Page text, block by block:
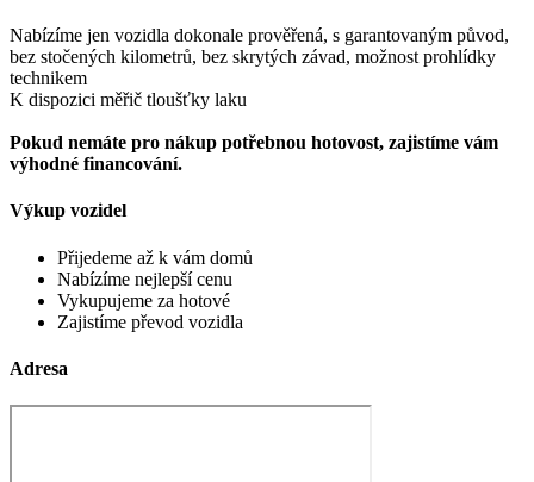
Nabízíme jen vozidla dokonale prověřená, s garantovaným původ,
bez stočených kilometrů, bez skrytých závad, možnost prohlídky
technikem
K dispozici měřič tloušťky laku
Pokud nemáte pro nákup potřebnou hotovost, zajistíme vám
výhodné financování.
Výkup vozidel
Přijedeme až k vám domů
Nabízíme nejlepší cenu
Vykupujeme za hotové
Zajistíme převod vozidla
Adresa